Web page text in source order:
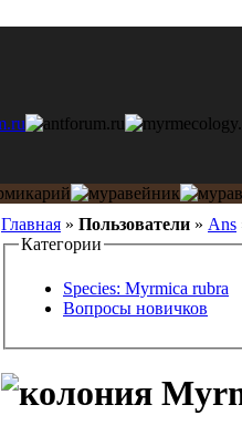
Главная » Пользователи » Ans
Категории
Species: Myrmica rubra
Вопросы новичков